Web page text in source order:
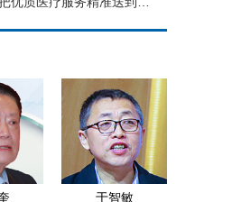
于智敏